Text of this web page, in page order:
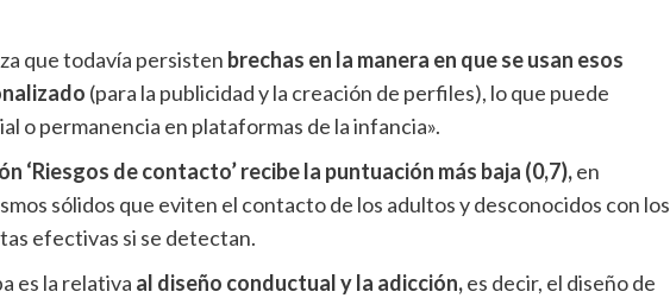
que todavía persisten brechas en la manera en que se usan esos
(para la publicidad y la creación de perfiles), lo que puede
o permanencia en plataformas de la infancia».
‘Riesgos de contacto’ recibe la puntuación más baja (0,7),en
sólidos que eviten el contacto de los adultos y desconocidos con los
efectivas si se detectan.
es la relativa al diseño conductual y la adicción,es decir, el diseño de